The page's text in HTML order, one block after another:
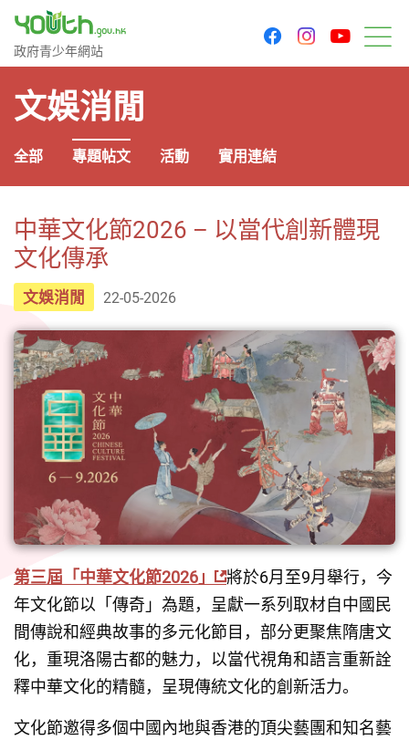
政府青少年網站
政府青少年網站
facebookinstagram
文娛消閒
全部 專題帖文 活動 實用連結
中華文化節2026 – 以當代創新體現
文化傳承
文娛消閒 22-05-2026
第三屆「中華文化節2026」
將於6月至9月舉行，今
年文化節以「傳奇」為題，呈獻一系列取材自中國民
間傳說和經典故事的多元化節目，部分更聚焦隋唐文
化，重現洛陽古都的魅力，以當代視角和語言重新詮
釋中華文化的精髓，呈現傳統文化的創新活力。
文化節邀得多個中國內地與香港的頂尖藝團和知名藝